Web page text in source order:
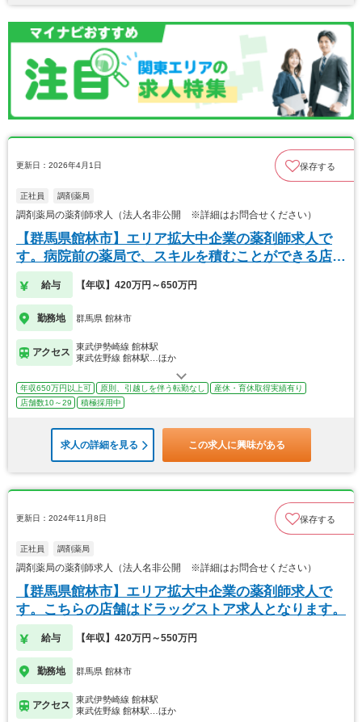
更新日：2026年4月1日 保存する
正社員 調剤薬局
調剤薬局の薬剤師求人（法人名非公開 ※詳細はお問合せください）
【群馬県館林市】エリア拡大中企業の薬剤師求人で
す。病院前の薬局で、スキルを積むことができる店舗
です。
給与 【年収】420万円～650万円
勤務地 群馬県 館林市
アクセス
東武伊勢崎線 館林駅
東武佐野線 館林駅…ほか
年収650万円以上可 原則、引越しを伴う転勤なし
産休・育休取得実績有り
店舗数10～29
積極採用中
求人の詳細を見る この求人に興味がある
更新日：2024年11月8日 保存する
正社員 調剤薬局
調剤薬局の薬剤師求人（法人名非公開 ※詳細はお問合せください）
【群馬県館林市】エリア拡大中企業の薬剤師求人で
す。こちらの店舗はドラッグストア求人となります。
給与 【年収】420万円～550万円
勤務地 群馬県 館林市
アクセス
東武伊勢崎線 館林駅
東武佐野線 館林駅…ほか